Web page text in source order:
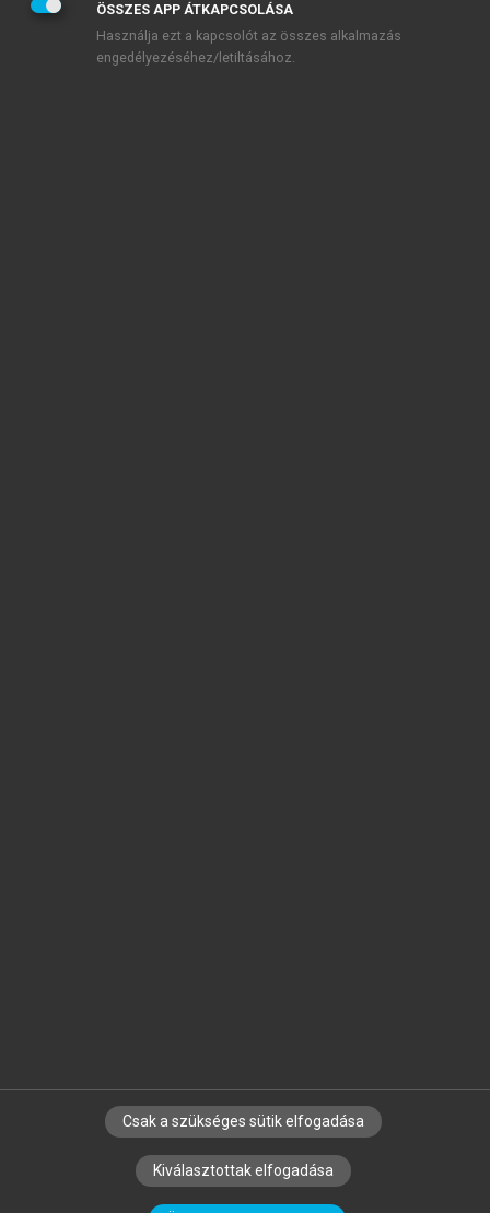
SZERZŐKNEK CÉGEKNEK KÖNYVTÁROSOKNAK
SZERKESZTÉSI ÉS LEKTORÁLÁSI ALAPELVEK
ÖSSZES APP ÁTKAPCSOLÁSA
Használja ezt a kapcsolót az összes alkalmazás
engedélyezéséhez/letiltásához.
Csak a szükséges sütik elfogadása
Kiválasztottak elfogadása